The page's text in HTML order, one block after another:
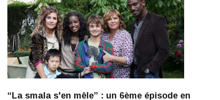
“La smala s'en mêle” : un 6ème épisode en